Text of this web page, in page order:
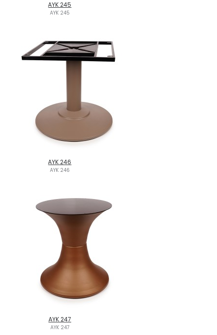
AYK 245
AYK 245
AYK 246
AYK 246
AYK 247
AYK 247